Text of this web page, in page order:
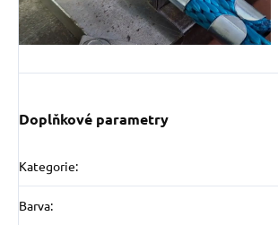
Doplňkové parametry
Kategorie:
Barva: